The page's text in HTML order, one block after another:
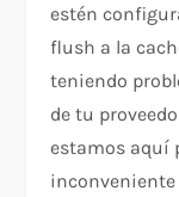
estén
flush a la
teniendo
de tu
estamos aquí
inconveniente